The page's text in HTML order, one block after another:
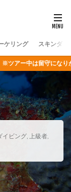
ケリング スキンダイ
は留守になりがち
イビング, 上級者,